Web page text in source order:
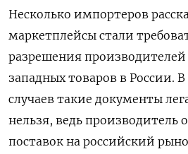
Несколько импортеров
маркетплейсы стали
разрешения
западных товаров в России.
случаев такие документы
нельзя, ведь производитель
поставок на российский